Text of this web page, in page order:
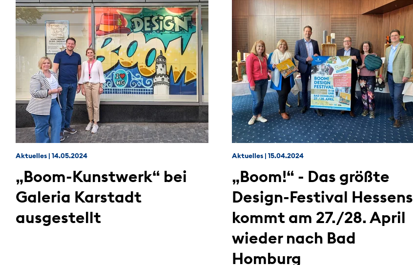
Aktuelles | 14.05.2024
„Boom-Kunstwerk“ bei
Galeria Karstadt
ausgestellt
Aktuelles| 15.04.2024
„Boom!“ - Das größte
Design-Festival Hessens
kommt am 27./28. April
wieder nach Bad
Homburg